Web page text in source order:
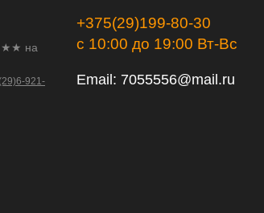
на
921-
+375(29)199-80-30
с 10:00 до 19:00 Вт-Вс
Email: 7055556@mail.ru